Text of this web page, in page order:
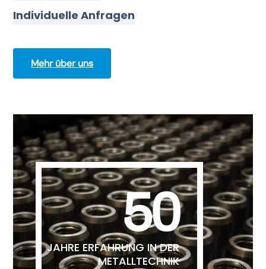
Individuelle Anfragen
Mehr über uns
50
JAHRE ERFAHRUNG IN DER
METALLTECHNIK